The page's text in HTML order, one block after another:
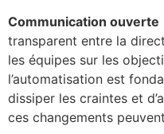
Communication ouverte
transparent entre la
les équipes sur les
l’automatisation est
dissiper les craintes et
ces changements